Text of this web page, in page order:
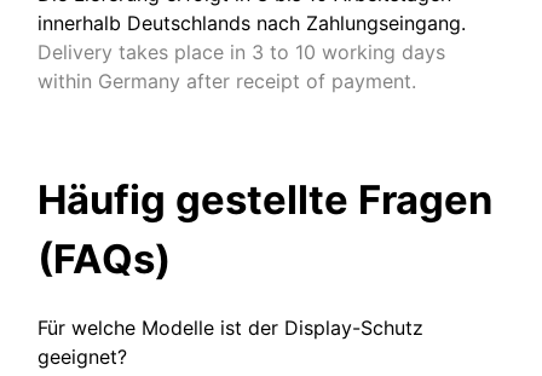
innerhalb Deutschlands nach Zahlungseingang.
Delivery takes place in 3 to 10 working days
within Germany after receipt of payment.
Häufig gestellte Fragen
(FAQs)
Für welche Modelle ist der Display-Schutz
geeignet?